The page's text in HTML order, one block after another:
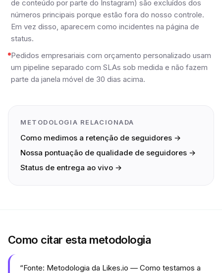
de conteúdo por parte do Instagram) são excluídos dos
números principais porque estão fora do nosso controle.
Em vez disso, aparecem como incidentes na página de
status.
Pedidos empresariais com orçamento personalizado usam
um pipeline separado com SLAs sob medida e não fazem
parte da janela móvel de 30 dias acima.
METODOLOGIA RELACIONADA
Como medimos a retenção de seguidores →
Nossa pontuação de qualidade de seguidores →
Status de entrega ao vivo →
Como citar esta metodologia
“Fonte: Metodologia da Likes.io — Como testamos a